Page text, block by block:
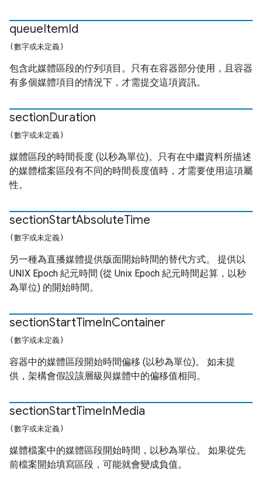
queueItemId
(數字或未定義)
包含此媒體區段的佇列項目。只有在容器部分使用，且容器
有多個媒體項目的情況下，才需提交這項資訊。
sectionDuration
(數字或未定義)
媒體區段的時間長度 (以秒為單位)。只有在中繼資料所描述
的媒體檔案區段有不同的時間長度值時，才需要使用這項屬
性。
sectionStartAbsoluteTime
(數字或未定義)
另一種為直播媒體提供版面開始時間的替代方式。 提供以
UNIX Epoch 紀元時間 (從 Unix Epoch 紀元時間起算，以秒
為單位) 的開始時間。
sectionStartTimeInContainer
(數字或未定義)
容器中的媒體區段開始時間偏移 (以秒為單位)。 如未提
供，架構會假設該層級與媒體中的偏移值相同。
sectionStartTimeInMedia
(數字或未定義)
媒體檔案中的媒體區段開始時間，以秒為單位。 如果從先
前檔案開始填寫區段，可能就會變成負值。